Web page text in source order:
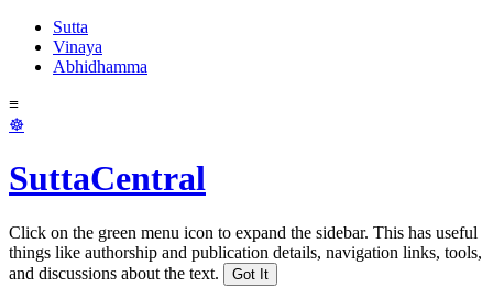
Sutta
Vinaya
Abhidhamma
≡
☸
SuttaCentral
Click on the green menu icon to expand the sidebar. This has useful
things like authorship and publication details, navigation links, tools,
and discussions about the text.
Got It